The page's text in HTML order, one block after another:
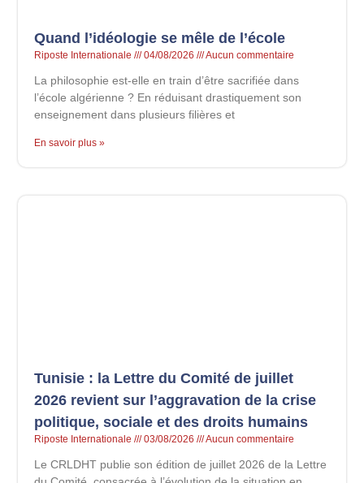
Quand l’idéologie se mêle de l’école
Riposte Internationale 04/08/2026 Aucun commentaire
La philosophie est-elle en train d’être sacrifiée dans
l’école algérienne ? En réduisant drastiquement son
enseignement dans plusieurs filières et
En savoir plus »
Tunisie : la Lettre du Comité de juillet
2026 revient sur l’aggravation de la crise
politique, sociale et des droits humains
Riposte Internationale 03/08/2026 Aucun commentaire
Le CRLDHT publie son édition de juillet 2026 de la Lettre